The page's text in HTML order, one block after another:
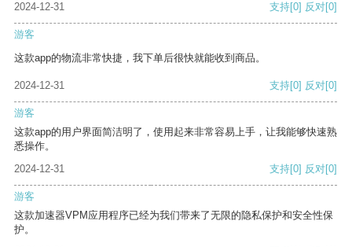
2024-12-31 支持[0] 反对[0]
游客
这款app的物流非常快捷，我下单后很快就能收到商品。
2024-12-31 支持[0] 反对[0]
游客
这款app的用户界面简洁明了，使用起来非常容易上手，让我能够快速熟
悉操作。
2024-12-31
支持[0] 反对[0]
游客
这款加速器VPM应用程序已经为我们带来了无限的隐私保护和安全性保
护。